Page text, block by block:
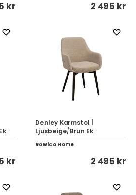
kr 2 495 kr
kr
Denley Karmstol |
Ljusbeige/Brun Ek
Rowico Home
2 495 kr